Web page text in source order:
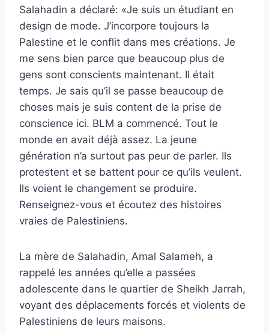
Salahadin a déclaré: «Je suis un étudiant en
design de mode. J’incorpore toujours la
Palestine et le conflit dans mes créations. Je
me sens bien parce que beaucoup plus de
gens sont conscients maintenant. Il était
temps. Je sais qu’il se passe beaucoup de
choses mais je suis content de la prise de
conscience ici. BLM a commencé. Tout le
monde en avait déjà assez. La jeune
génération n’a surtout pas peur de parler. Ils
protestent et se battent pour ce qu’ils veulent.
Ils voient le changement se produire.
Renseignez-vous et écoutez des histoires
vraies de Palestiniens.
La mère de Salahadin, Amal Salameh, a
rappelé les années qu’elle a passées
adolescente dans le quartier de Sheikh Jarrah,
voyant des déplacements forcés et violents de
Palestiniens de leurs maisons.